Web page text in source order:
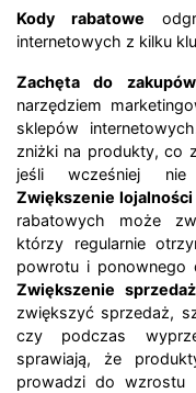
Kody rabatowe
internetowych z kilku
Zachęta do zakupów
narzędziem
sklepów
zniżki na produkty, co
jeśli wcześniej nie
Zwiększenie
rabatowych może
którzy regularnie
powrotu i ponownego
Zwiększenie
zwiększyć sprzedaż,
czy podczas
sprawiają, że
prowadzi do wzrostu